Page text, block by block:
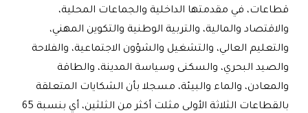
قطاعات، في مقدمتها الداخلية والجماعات المحلية،
والاقتصاد والمالية، والتربية الوطنية والتكوين المهني،
والتعليم العالي، والتشغيل والشؤون الاجتماعية، والفلاحة
والصيد البحري، والسكنى وسياسة المدينة، والطاقة
والمعادن، والماء والبيئة، مسجلا بأن الشكايات المتعلقة
بالقطاعات الثلاثة الأولى مثلت أكثر من الثلثين، أي بنسبة 65